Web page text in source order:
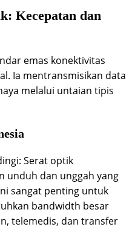
Kecepatan dan
emas konektivitas
Ia mentransmisikan data
melalui untaian tipis
Serat optik
unduh dan unggah yang
sangat penting untuk
bandwidth besar
telemedis, dan transfer